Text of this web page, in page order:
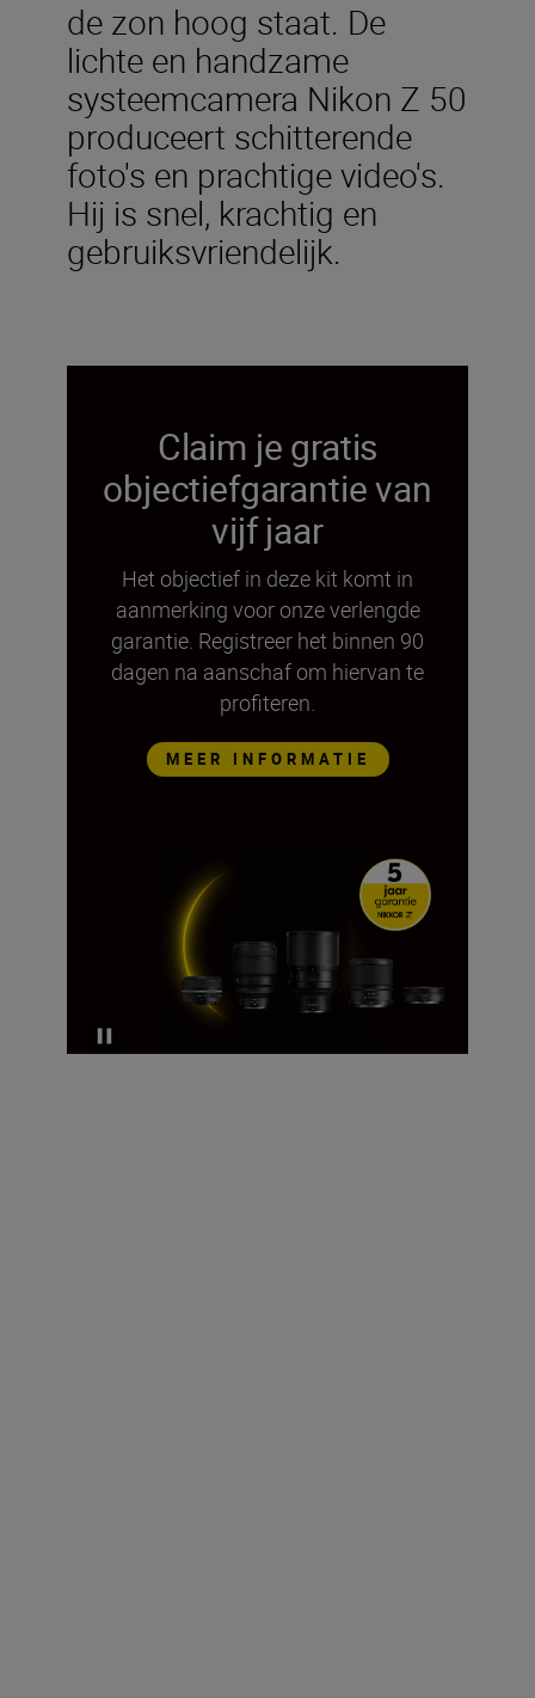
de zon hoog staat. De
lichte en handzame
systeemcamera Nikon Z 50
produceert schitterende
foto's en prachtige video's.
Hij is snel, krachtig en
gebruiksvriendelijk.
Claim je gratis
objectiefgarantie van
vijf jaar
Het objectief in deze kit komt in
aanmerking voor onze verlengde
garantie. Registreer het binnen 90
dagen na aanschaf om hiervan te
profiteren.
MEER INFORMATIE